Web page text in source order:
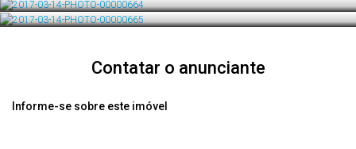
Contatar o anunciante
Informe-se sobre este imóvel